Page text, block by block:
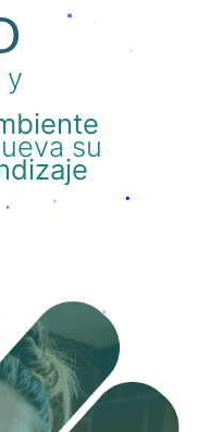
y
su